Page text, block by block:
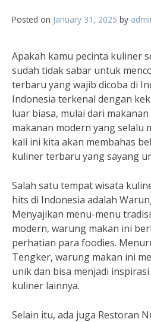
Posted on January 31, 2025 by
Apakah kamu pecinta kuliner
sudah tidak sabar untuk
terbaru yang wajib dicoba di
Indonesia terkenal dengan
luar biasa, mulai dari
makanan modern yang selalu
kali ini kita akan membahas
kuliner terbaru yang sayang
Salah satu tempat wisata
hits di Indonesia adalah
Menyajikan menu-menu
modern, warung makan ini
perhatian para foodies.
Tengker, warung makan ini
unik dan bisa menjadi
kuliner lainnya.
Selain itu, ada juga Restoran